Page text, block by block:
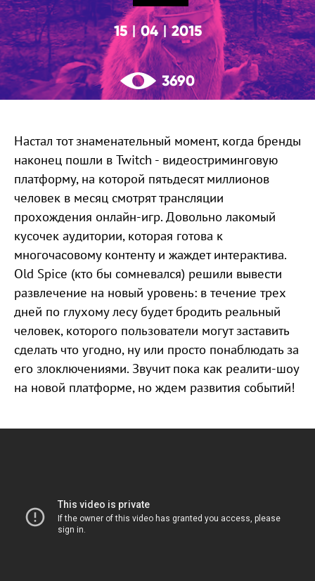
15|04|2015
3690
Настал тот знаменательный момент, когда бренды
наконец пошли в Twitch - видеостриминговую
платформу, на которой пятьдесят миллионов
человек в месяц смотрят трансляции
прохождения онлайн-игр. Довольно лакомый
кусочек аудитории, которая готова к
многочасовому контенту и жаждет интерактива.
Old Spice (кто бы сомневался) решили вывести
развлечение на новый уровень: в течение трех
дней по глухому лесу будет бродить реальный
человек, которого пользователи могут заставить
сделать что угодно, ну или просто понаблюдать за
его злоключениями. Звучит пока как реалити-шоу
на новой платформе, но ждем развития событий!